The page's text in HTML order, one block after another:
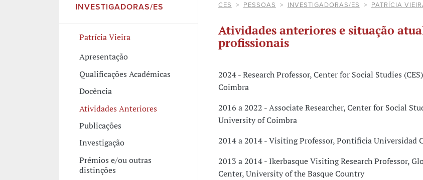
INVESTIGADORAS/ES
Patrícia Vieira
Apresentação
Qualificações Académicas
Docência
Atividades Anteriores
Publicações
Investigação
Prémios e/ou outras
distinções
CES PESSOAS INVESTIGADORAS/ES PATRÍCIA
Atividades anteriores e situação
profissionais
2024 - Research Professor, Center for Social Studies
Coimbra
2016 a 2022 - Associate Researcher, Center for Social
University of Coimbra
2014 a 2014 - Visiting Professor, Pontificia Universidad
2013 a 2014 - Ikerbasque Visiting Research Professor,
Center, University of the Basque Country